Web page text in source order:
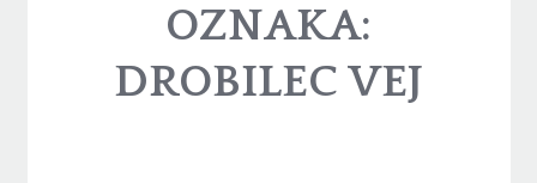
OZNAKA:
DROBILEC VEJ